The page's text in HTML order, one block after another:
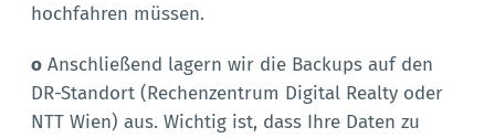
hochfahren müssen.
oAnschließend lagern wir die Backups auf den
DR-Standort (Rechenzentrum Digital Realty oder
NTT Wien) aus. Wichtig ist, dass Ihre Daten zu